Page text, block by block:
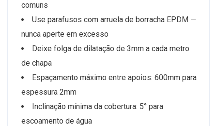
comuns
Use parafusos com arruela de borracha EPDM —
nunca aperte em excesso
Deixe folga de dilatação de 3mm a cada metro
de chapa
Espaçamento máximo entre apoios: 600mm para
espessura 2mm
Inclinação mínima da cobertura: 5° para
escoamento de água